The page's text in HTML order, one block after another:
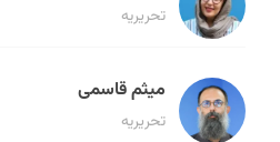
تحریریه
میثم قاسمی
تحریریه